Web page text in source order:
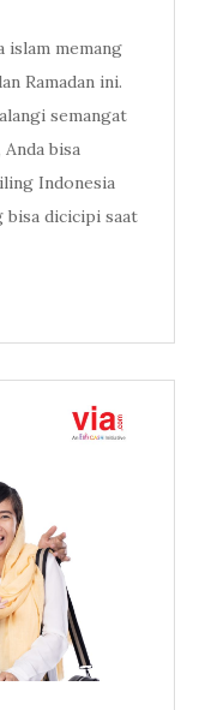
islam memang
Ramadan ini.
semangat
bisa
Indonesia
bisa dicicipi saat